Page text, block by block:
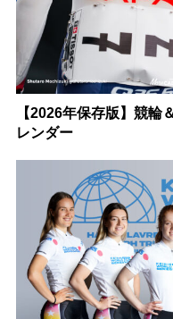
【2026年保存版】競輪
レンダー